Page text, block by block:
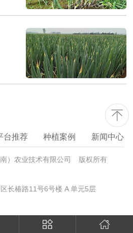
台推荐 种植案例 新闻中心
）农业技术有限公司
版权所有
长椿路11号6号楼 A 单元5层